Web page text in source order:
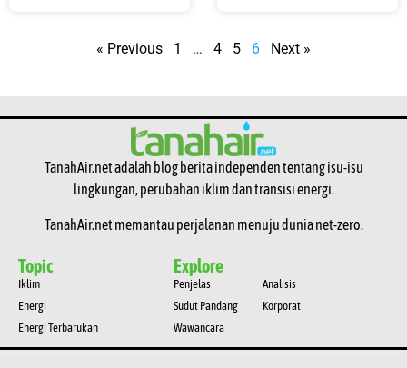
« Previous 1 … 4 5 6 Next »
TanahAir.net adalah blog berita independen tentang isu-isu
lingkungan, perubahan iklim dan transisi energi.
TanahAir.net memantau perjalanan menuju dunia net-zero.
Topic
Iklim
Energi
Energi Terbarukan
Explore
Penjelas
Sudut Pandang
Wawancara
Analisis
Korporat